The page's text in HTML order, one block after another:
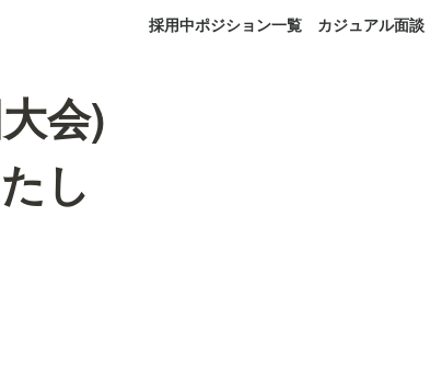
採用中ポジション一覧 カジュアル面談
会)
し